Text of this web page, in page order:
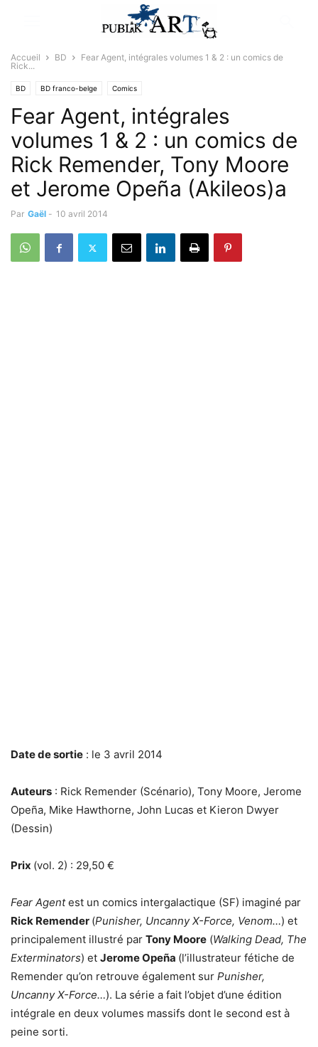
Accueil BD
Fear Agent, intégrales volumes 1 & 2 : un comics de
Rick...
BD BD franco-belge Comics
Fear Agent, intégrales
volumes 1 & 2 : un comics de
Rick Remender, Tony Moore
et Jerome Opeña (Akileos)a
Par Gaël - 10 avril 2014
Date de sortie : le 3 avril 2014
Auteurs : Rick Remender (Scénario), Tony Moore, Jerome
Opeña, Mike Hawthorne, John Lucas et Kieron Dwyer
(Dessin)
Prix (vol. 2) : 29,50 €
Fear Agentest un comics intergalactique (SF) imaginé par
Rick Remender (Punisher, Uncanny X-Force, Venom…) et
principalement illustré par Tony Moore (Walking Dead, The
Exterminators) et Jerome Opeña (l’illustrateur fétiche de
Remender qu’on retrouve également sur Punisher,
Uncanny X-Force…). La série a fait l’objet d’une édition
intégrale en deux volumes massifs dont le second est à
peine sorti.